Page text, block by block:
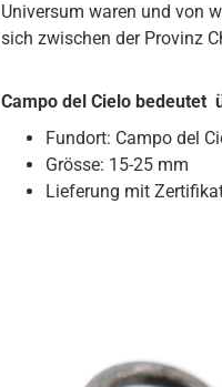
Universum waren und von
sich zwischen der Provinz
Campo del Cielo bedeutet
Fundort: Campo del
Grösse: 15-25 mm
Lieferung mit